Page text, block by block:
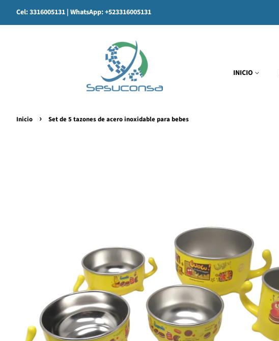
Cel: 3316005131 | WhatsApp: +523316005131
INICIO
Inicio › Set de 5 tazones de acero inoxidable para bebes